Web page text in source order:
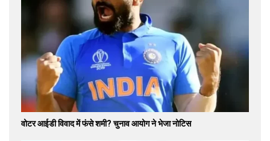
वोटर आईडी विवाद में फंसे शमी? चुनाव आयोग ने भेजा नोटिस